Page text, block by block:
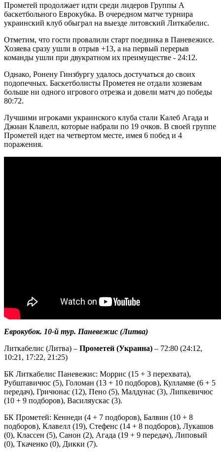
Прометей продолжает идти среди лидеров Группы А
баскетбольного Еврокубка. В очередном матче турнира
украинский клуб обыграл на выезде литовский Литкабелис.
Отметим, что гости провалили старт поединка в Паневежисе.
Хозяева сразу ушли в отрыв +13, а на первый перерыв
команды ушли при двукратном их преимуществе - 24:12.
Однако, Ронену Гинзбургу удалось достучаться до своих
подопечных. Баскетболисты Прометея не отдали хозяевам
больше ни одного игрового отрезка и довели матч до победы
80:72.
Лучшими игроками украинского клуба стали Калеб Агада и
Джиан Клавелл, которые набрали по 19 очков. В своей группе
Прометей идет на четвертом месте, имея 6 побед и 4
поражения.
Еврокубок. 10-й тур. Паневежис (Литва)
Литкабелис (Литва) – Прометей (Украина) – 72:80 (24:12,
10:21, 17:22, 21:25)
БК Литкабелис Паневежис: Моррис (15 + 3 перехвата),
Рубштавичюс (5), Голоман (13 + 10 подборов), Кулламяе (6 + 5
передач), Гричюнас (12), Пено (5), Малдунас (3), Липкевичюс
(10 + 9 подборов), Василяускас (3).
БК Прометей: Кеннеди (4 + 7 подборов), Балвин (10 + 8
подборов), Клавелл (19), Стефенс (14 + 8 подборов), Лукашов
(0), Классен (5), Санон (2), Агада (19 + 9 передач), Липовый
(0), Ткаченко (0), Дикки (7).